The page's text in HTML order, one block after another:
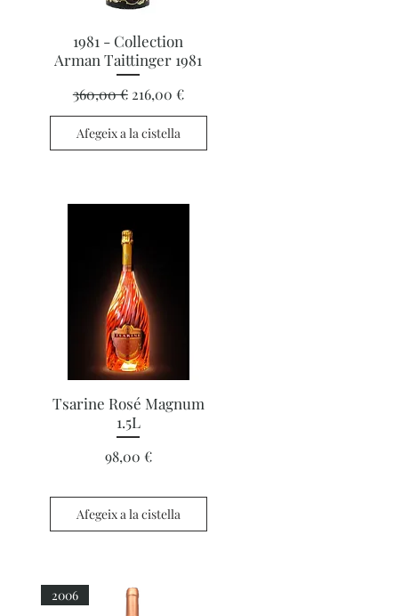
Visualització ràpida
1981 - Collection
Arman Taittinger 1981
Preu normal
360,00 € Preu d'oferta
216,00 €
Afegeix a la cistella
Visualització ràpida
Tsarine Rosé Magnum
1.5L
Preu
98,00 €
Afegeix a la cistella
2006